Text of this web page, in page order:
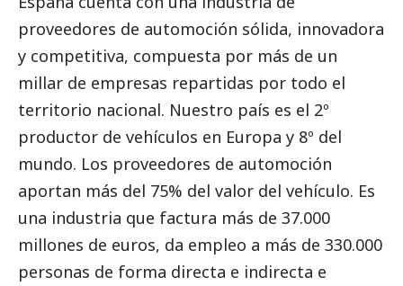
proveedores de automoción sólida, innovadora
y competitiva, compuesta por más de un
millar de empresas repartidas por todo el
territorio nacional. Nuestro país es el 2º
productor de vehículos en Europa y 8º del
mundo. Los proveedores de automoción
aportan más del 75% del valor del vehículo. Es
una industria que factura más de 37.000
millones de euros, da empleo a más de 330.000
personas de forma directa e indirecta e